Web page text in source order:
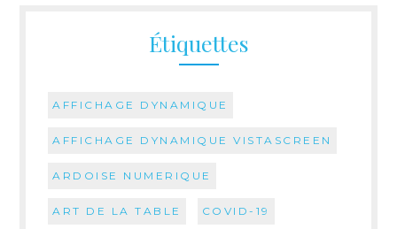
Étiquettes
AFFICHAGE DYNAMIQUE
AFFICHAGE DYNAMIQUE VISTASCREEN
ARDOISE NUMERIQUE
ART DE LA TABLE COVID-19